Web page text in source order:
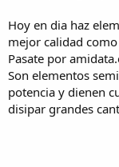
Hoy en dia haz
mejor calidad
Pasate por
Son elementos
potencia y dienen
disipar grandes